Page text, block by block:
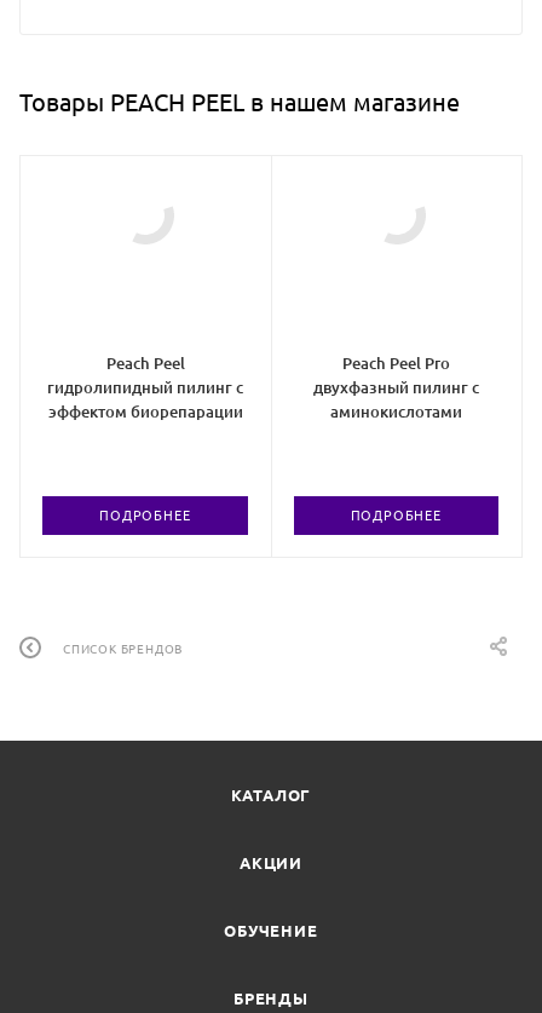
Товары PEACH PEEL в нашем магазине
Peach Peel
гидролипидный пилинг с
эффектом биорепарации
ПОДРОБНЕЕ
Peach Peel Pro
двухфазный пилинг с
аминокислотами
ПОДРОБНЕЕ
СПИСОК БРЕНДОВ
КАТАЛОГ
АКЦИИ
ОБУЧЕНИЕ
БРЕНДЫ